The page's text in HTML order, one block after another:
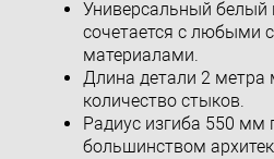
Универсальный белый
сочетается с любыми
материалами.
Длина детали 2 метра
количество стыков.
Радиус изгиба 550 мм
большинством